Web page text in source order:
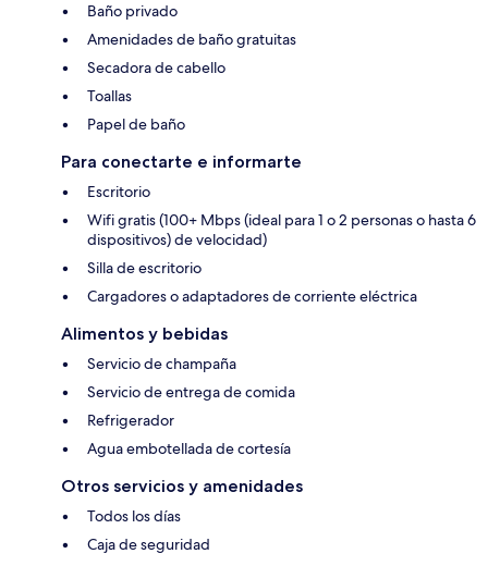
Baño privado
Amenidades de baño gratuitas
Secadora de cabello
Toallas
Papel de baño
Para conectarte e informarte
Escritorio
Wifi gratis (100+ Mbps (ideal para 1 o 2 personas o hasta 6
dispositivos) de velocidad)
Silla de escritorio
Cargadores o adaptadores de corriente eléctrica
Alimentos y bebidas
Servicio de champaña
Servicio de entrega de comida
Refrigerador
Agua embotellada de cortesía
Otros servicios y amenidades
Todos los días
Caja de seguridad